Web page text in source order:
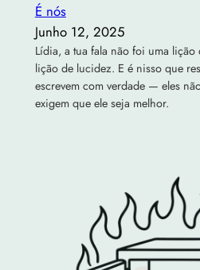
É nós
Junho 12, 2025
Lídia, a tua fala não foi uma
lição de lucidez. E é nisso que
escrevem com verdade — eles
exigem que ele seja melhor.